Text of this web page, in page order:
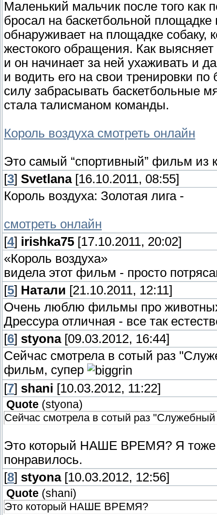
Маленький мальчик после того как
бросал на баскетбольной площадке
обнаруживает на площадке собаку,
жестокого обращения. Как
и он начинает за ней ухаживать и
и водить его на свои тренировки по
силу забрасывать баскетбольные
стала талисманом команды.
Король воздуха смотреть онлайн
Это самый “спортивный” фильм из
[3] Svetlana[16.10.2011, 08:55]
Король воздуха: Золотая лига -
смотреть онлайн
[4] irishka75 [17.10.2011, 20:02]
«Король воздуха»
видела этот фильм - просто
[5] Натали [21.10.2011, 12:11]
Очень люблю фильмы про
Дрессура отличная - все так
[6] styona[09.03.2012, 16:44]
Сейчас смотрела в сотый раз
фильм, супер
[7] shani [10.03.2012, 11:22]
Quote (styona)
Сейчас смотрела в сотый раз
Это который НАШЕ ВРЕМЯ? Я тоже
понравилось.
[8] styona[10.03.2012, 12:56]
Quote (shani)
Это который НАШЕ ВРЕМЯ?